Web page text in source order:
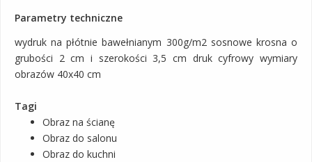
Parametry techniczne
wydruk na płótnie bawełnianym 300g/m2 sosnowe krosna o
grubości 2 cm i szerokości 3,5 cm druk cyfrowy wymiary
obrazów 40x40 cm
Tagi
Obraz na ścianę
Obraz do salonu
Obraz do kuchni